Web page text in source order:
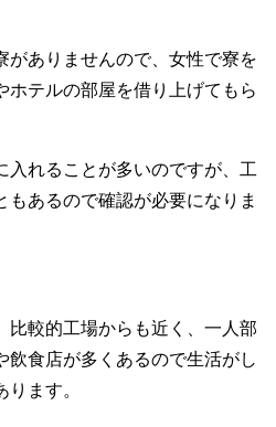
がありませんので、女性で寮を
ホテルの部屋を借り上げてもら
入れることが多いのですが、工
もあるので確認が必要になりま
比較的工場からも近く、一人部
飲食店が多くあるので生活がし
ます。